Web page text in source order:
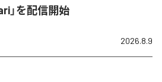
」を配信開始
2026.8.9